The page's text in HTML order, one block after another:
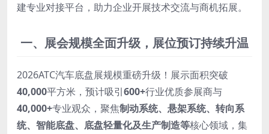
建专业对接平台，助力企业开展技术交流与商机拓展。
一、 展会规模全面升级，展位预订持续升温
2026ATC汽车底盘展规模重磅升级！展示面积突破
40,000平方米，预计吸引600+行业优质参展商与
40,000+专业观众，聚焦制动系统、悬架系统、转向系
统、智能底盘、底盘轻量化及生产制造等核心领域，集